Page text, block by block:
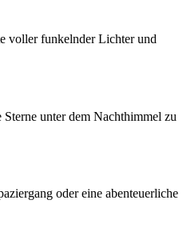
voller funkelnder Lichter und
unter dem Nachthimmel zu
oder eine abenteuerliche